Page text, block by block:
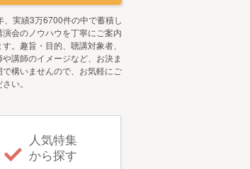
、実績3万6700件の中で蓄積し
演会のノウハウを丁寧にご案内
。趣旨・目的、聴講対象者、
講師のイメージなど、お決ま
で構いませんので、お気軽にご
い。
人気特集
から探す